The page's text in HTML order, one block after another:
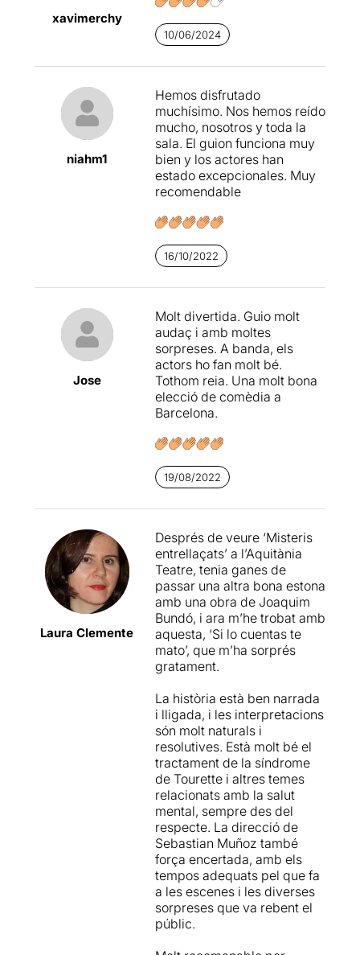
xavimerchy
10/06/2024
niahm1
Hemos disfrutado
muchísimo. Nos hemos reído
mucho, nosotros y toda la
sala. El guion funciona muy
bien y los actores han
estado excepcionales. Muy
recomendable
16/10/2022
Jose
Molt divertida. Guio molt
audaç i amb moltes
sorpreses. A banda, els
actors ho fan molt bé.
Tothom reia. Una molt bona
elecció de comèdia a
Barcelona.
19/08/2022
Laura Clemente
Després de veure ‘Misteris
entrellaçats’ a l’Aquitània
Teatre, tenia ganes de
passar una altra bona estona
amb una obra de Joaquim
Bundó, i ara m’he trobat amb
aquesta, ‘Si lo cuentas te
mato’, que m’ha sorprés
gratament.
La història està ben narrada
i lligada, i les interpretacions
són molt naturals i
resolutives. Està molt bé el
tractament de la síndrome
de Tourette i altres temes
relacionats amb la salut
mental, sempre des del
respecte. La direcció de
Sebastian Muñoz també
força encertada, amb els
tempos adequats pel que fa
a les escenes i les diverses
sorpreses que va rebent el
públic.